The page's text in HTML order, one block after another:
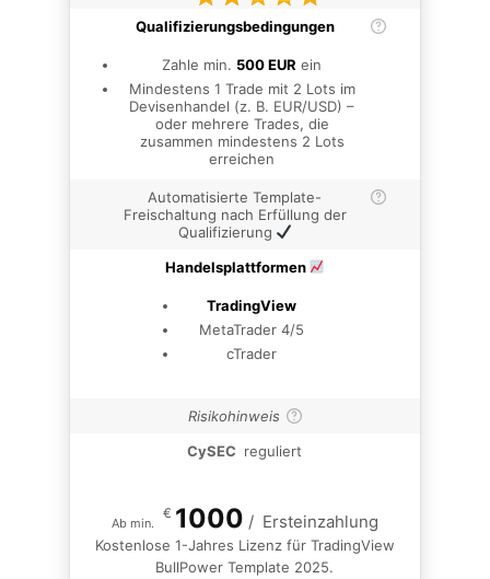
Qualifizierungsbedingungen
Zahle min. 500 EUR ein
Mindestens 1 Trade mit 2 Lots im
Devisenhandel (z. B. EUR/USD) –
oder mehrere Trades, die
zusammen mindestens 2 Lots
erreichen
Automatisierte Template-
Freischaltung nach Erfüllung der
Qualifizierung
Handelsplattformen
TradingView
MetaTrader 4/5
cTrader
Risikohinweis
CySEC reguliert
Ab min.
€ 1000 / Ersteinzahlung
Kostenlose 1-Jahres Lizenz für TradingView
BullPower Template 2025.